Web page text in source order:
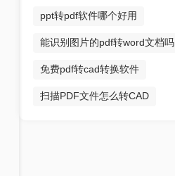
ppt转pdf软件哪个好用
能识别图片的pdf转word文档吗
免费pdf转cad转换软件
扫描PDF文件怎么转CAD